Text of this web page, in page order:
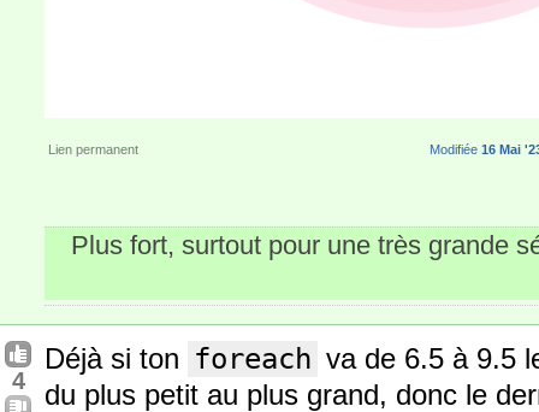
Lien permanent Modifiée 16 Mai
Plus fort, surtout pour une très grande
4
Déjà si ton foreach va de 6.5 à 9.5
du plus petit au plus grand, donc le